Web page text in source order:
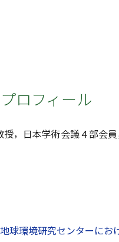
ロフィール
，日本学術会議４部会
球環境研究センターにお